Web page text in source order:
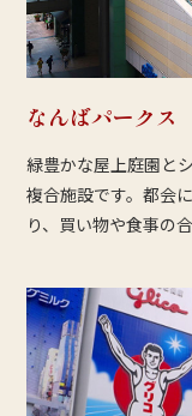
なんばパークス
緑豊かな屋上庭園と
複合施設です。都会
り、買い物や食事の